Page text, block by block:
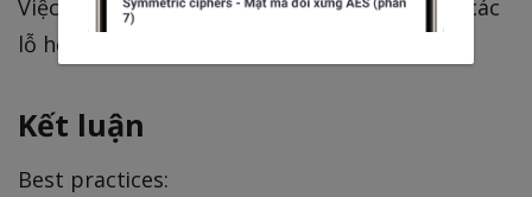
Việc cập nhật thường xuyên giúp bạn tránh các
lỗ hổng bảo mật đã được công bố.
Kết luận
Best practices: